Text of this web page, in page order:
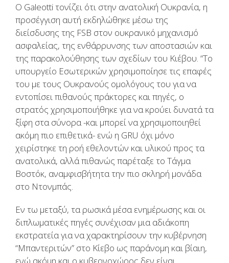
Ο Galeotti τονίζει ότι στην ανατολική Ουκρανία, η
προσέγγιση αυτή εκδηλώθηκε μέσω της
διείσδυσης της FSB στον ουκρανικό μηχανισμό
ασφαλείας, της ενθάρρυνσης των αποστασιών και
της παρακολούθησης των σχεδίων του Κιέβου. “Το
υπουργείο Εσωτερικών χρησιμοποίησε τις επαφές
του με τους Ουκρανούς ομολόγους του για να
εντοπίσει πιθανούς πράκτορες και πηγές, ο
στρατός χρησιμοποιήθηκε για να κρούει δυνατά τα
ξίφη στα σύνορα -και μπορεί να χρησιμοποιηθεί
ακόμη πιο επιθετικά- ενώ η GRU όχι μόνο
χειρίστηκε τη ροή εθελοντών και υλικού προς τα
ανατολικά, αλλά πιθανώς παρέταξε το Τάγμα
Βοστόκ, αναμφισβήτητα την πιο σκληρή μονάδα
στο Ντονμπάς.
Εν τω μεταξύ, τα ρωσικά μέσα ενημέρωσης και οι
διπλωματικές πηγές συνέχισαν μια αδιάκοπη
εκστρατεία για να χαρακτηρίσουν την κυβέρνηση
“Μπαντεριτών” στο Κίεβο ως παράνομη και βίαιη,
ενώ ακόμη και ο κυβερνοχώρος δεν είναι